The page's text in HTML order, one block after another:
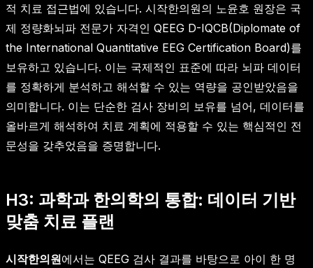
적 치료 접근법에 있습니다. 시작한의원의 노윤호 원장은 국
제 정량화뇌파 전문가 자격인 QEEG D-IQCB(Diplomate of
the International Quantitative EEG Certification Board)를
보유하고 있습니다. 이는 국제적인 표준에 따라 뇌파 데이터
를 정확하게 분석하고 해석할 수 있는 역량을 공인받았음을
의미합니다. 이는 단순한 검사 장비의 보유를 넘어, 데이터를
올바르게 해석하여 치료 계획에 적용할 수 있는 핵심적인 전
문성을 갖추었음을 증명합니다.
H3: 과학과 한의학의 통합: 데이터 기반
맞춤 치료 플랜
시작한의원에서는 QEEG 검사 결과를 바탕으로 아이 한 명